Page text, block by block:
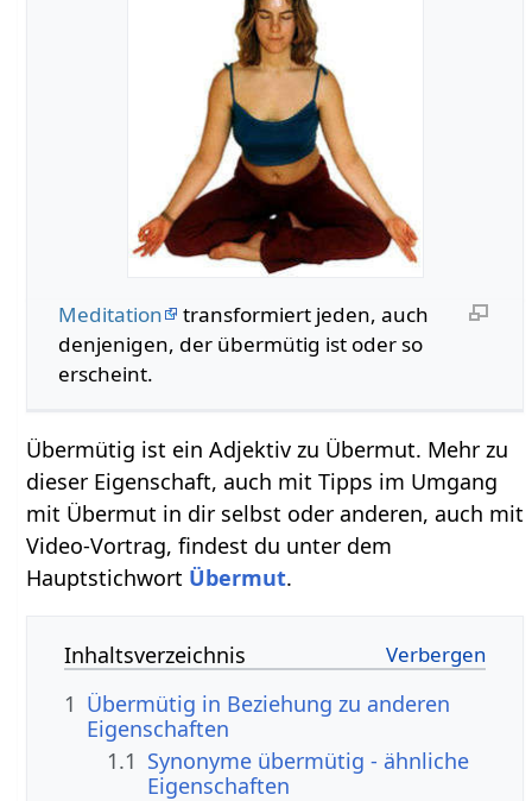
Meditation
transformiert jeden, auch
denjenigen, der übermütig ist oder so
erscheint.
Übermütig ist ein Adjektiv zu Übermut. Mehr zu
dieser Eigenschaft, auch mit Tipps im Umgang
mit Übermut in dir selbst oder anderen, auch mit
Video-Vortrag, findest du unter dem
Hauptstichwort Übermut.
Inhaltsverzeichnis
1 Übermütig in Beziehung zu anderen
Eigenschaften
1.1 Synonyme übermütig - ähnliche
Eigenschaften